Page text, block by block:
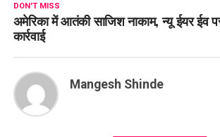
DON'T MISS
अमेरिका में आतंकी साजिश नाकाम, न्यू ईयर ईव
कार्रवाई
Mangesh Shinde